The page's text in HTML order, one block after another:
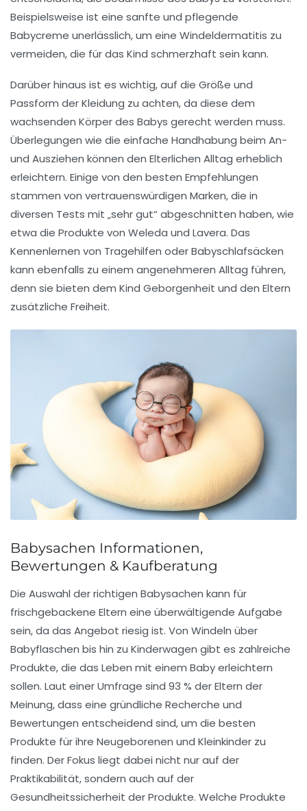
Beispielsweise ist eine sanfte und pflegende
Babycreme unerlässlich, um eine Windeldermatitis zu
vermeiden, die für das Kind schmerzhaft sein kann.
Darüber hinaus ist es wichtig, auf die Größe und
Passform der Kleidung zu achten, da diese dem
wachsenden Körper des Babys gerecht werden muss.
Überlegungen wie die einfache Handhabung beim An-
und Ausziehen können den Elterlichen Alltag erheblich
erleichtern. Einige von den besten Empfehlungen
stammen von vertrauenswürdigen Marken, die in
diversen Tests mit „sehr gut“ abgeschnitten haben, wie
etwa die Produkte von Weleda und Lavera. Das
Kennenlernen von Tragehilfen oderBabyschlafsäcken
kann ebenfalls zu einem angenehmeren Alltag führen,
denn sie bieten dem Kind Geborgenheit und den Eltern
zusätzliche Freiheit.
Babysachen Informationen,
Bewertungen & Kaufberatung
Die Auswahl der richtigen Babysachen kann für
frischgebackene Eltern eine überwältigende Aufgabe
sein, da das Angebot riesig ist. Von Windeln über
Babyflaschen bis hin zu Kinderwagen gibt es zahlreiche
Produkte, die das Leben mit einem Baby erleichtern
sollen. Laut einer Umfrage sind 93 % der Eltern der
Meinung, dass eine gründliche Recherche und
Bewertungen entscheidend sind, um die besten
Produkte für ihre Neugeborenen und Kleinkinder zu
finden. Der Fokus liegt dabei nicht nur auf der
Praktikabilität, sondern auch auf der
Gesundheitssicherheit der Produkte. Welche Produkte